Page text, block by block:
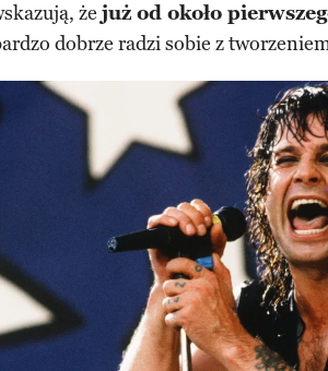
że już od około
dobrze radzi sobie z